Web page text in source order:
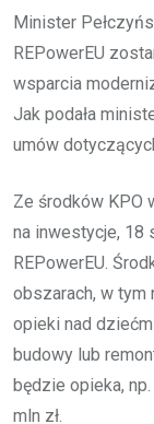
Minister
REPowerEU
wsparcia
Jak podała
umów
Ze środków KPO
na inwestycje, 18
REPowerEU.
obszarach, w
opieki nad
budowy lub
będzie opieka,
mln zł.